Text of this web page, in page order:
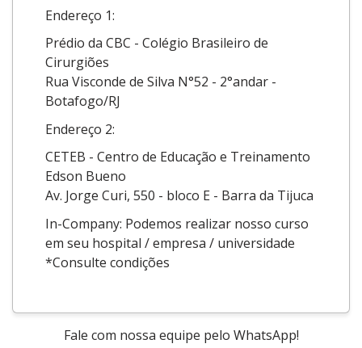
Endereço 1:
Prédio da CBC - Colégio Brasileiro de
Cirurgiões
Rua Visconde de Silva N°52 - 2°andar -
Botafogo/RJ
Endereço 2:
CETEB - Centro de Educação e Treinamento
Edson Bueno
Av. Jorge Curi, 550 - bloco E - Barra da Tijuca
In-Company: Podemos realizar nosso curso
em seu hospital / empresa / universidade
*Consulte condições
Fale com nossa equipe pelo WhatsApp!